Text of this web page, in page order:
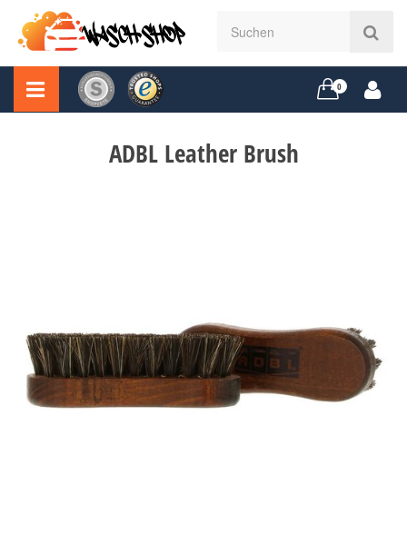
0
ADBL Leather Brush